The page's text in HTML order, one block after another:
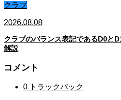
クラブ
2026.08.08
クラブのバランス表記であるD0と
解説
コメント
0 トラックバック